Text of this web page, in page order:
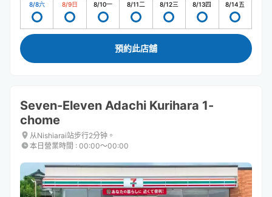
8/8六 8/9日 8/10一 8/11二 8/12三 8/13四 8/14五
預約此店舖
Seven-Eleven Adachi Kurihara 1-
chome
从Nishiarai站步行2分钟。
本日營業時間 : 00:00〜00:00